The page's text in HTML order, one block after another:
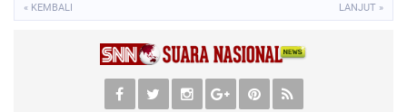
« KEMBALI LANJUT »